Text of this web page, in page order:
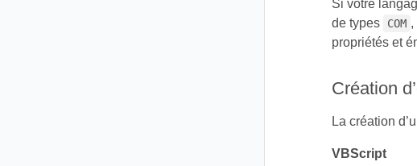
Si votre
de types
COM ,
propriétés et
Création
La création
VBScript